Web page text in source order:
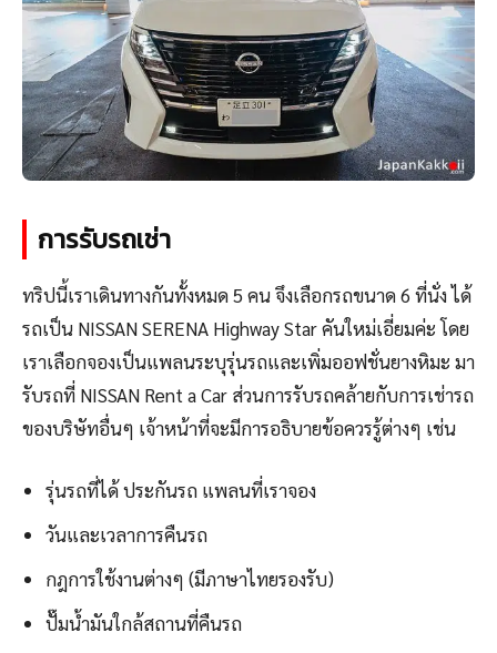
การรับรถเช่า
ทริปนี้เราเดินทางกันทั้งหมด 5 คน จึงเลือกรถขนาด 6 ที่นั่ง ได้
รถเป็น NISSAN SERENA Highway Star คันใหม่เอี่ยมค่ะ โดย
เราเลือกจองเป็นแพลนระบุรุ่นรถและเพิ่มออฟชั่นยางหิมะ มา
รับรถที่ NISSAN Rent a Car ส่วนการรับรถคล้ายกับการเช่ารถ
ของบริษัทอื่นๆ เจ้าหน้าที่จะมีการอธิบายข้อควรรู้ต่างๆ เช่น
รุ่นรถที่ได้ ประกันรถ แพลนที่เราจอง
วันและเวลาการคืนรถ
กฎการใช้งานต่างๆ (มีภาษาไทยรองรับ)
ปั๊มน้ำมันใกล้สถานที่คืนรถ